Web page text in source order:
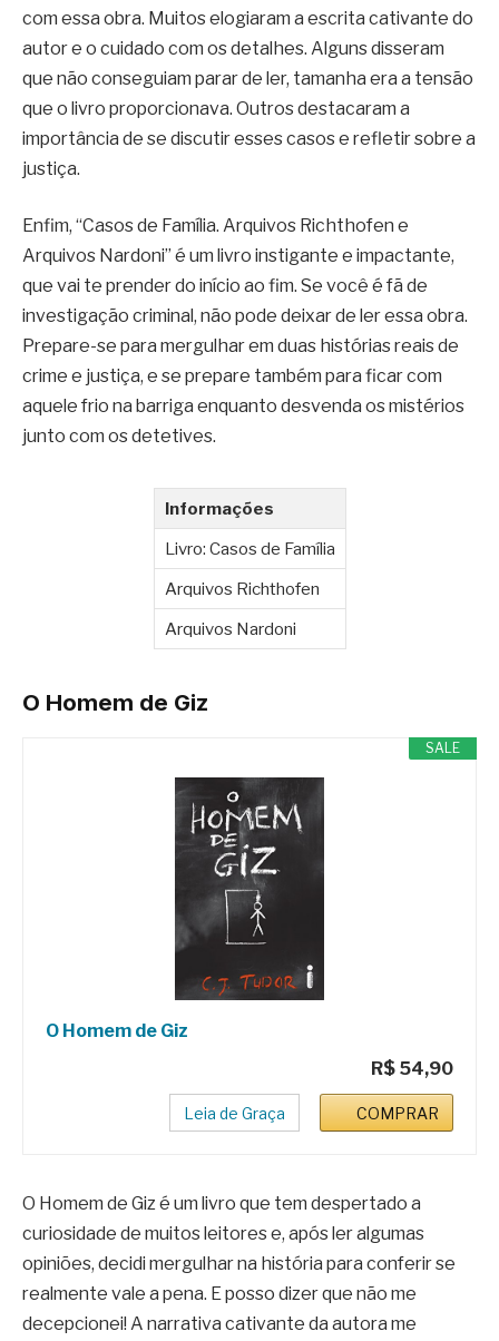
com essa obra. Muitos elogiaram a escrita cativante do
autor e o cuidado com os detalhes. Alguns disseram
que não conseguiam parar de ler, tamanha era a tensão
que o livro proporcionava. Outros destacaram a
importância de se discutir esses casos e refletir sobre a
justiça.
Enfim, “Casos de Família. Arquivos Richthofen e
Arquivos Nardoni” é um livro instigante e impactante,
que vai te prender do início ao fim. Se você é fã de
investigação criminal, não pode deixar de ler essa obra.
Prepare-se para mergulhar em duas histórias reais de
crime e justiça, e se prepare também para ficar com
aquele frio na barriga enquanto desvenda os mistérios
junto com os detetives.
Informações
Livro: Casos de Família
Arquivos Richthofen
Arquivos Nardoni
O Homem de Giz
SALE
O Homem de Giz
R$ 54,90
Leia de Graça COMPRAR
O Homem de Giz é um livro que tem despertado a
curiosidade de muitos leitores e, após ler algumas
opiniões, decidi mergulhar na história para conferir se
realmente vale a pena. E posso dizer que não me
decepcionei! A narrativa cativante da autora me